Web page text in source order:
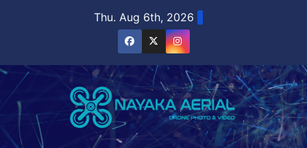
Thu. Aug 6th, 2026